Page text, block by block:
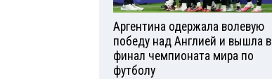
Аргентина одержала волевую
победу над Англией и вышла в
финал чемпионата мира по
футболу